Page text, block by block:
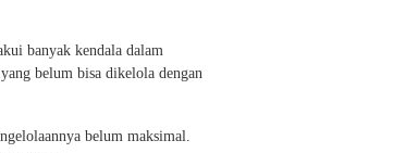
banyak kendala dalam
belum bisa dikelola dengan
belum maksimal.